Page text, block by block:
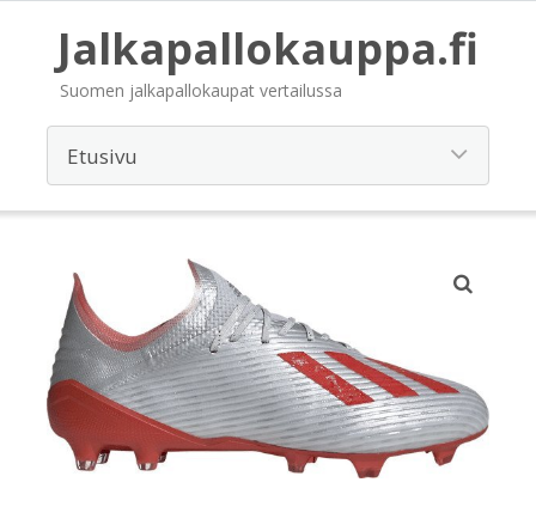
Jalkapallokauppa.fi
Suomen jalkapallokaupat vertailussa